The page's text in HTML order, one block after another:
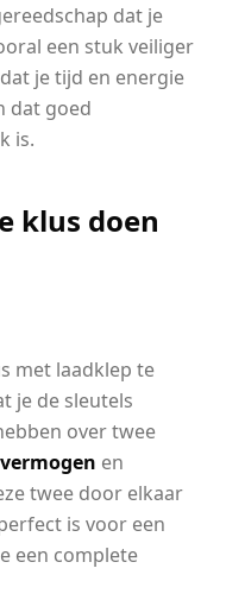
dat je
een stuk veiliger
je tijd en energie
dat goed
is.
klus doen
met laadklep te
je de sleutels
over twee
en
twee door elkaar
is voor een
een complete